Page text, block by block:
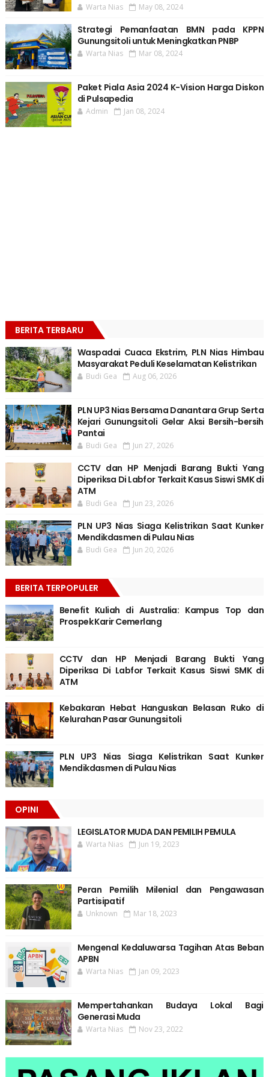
Warta Nias May 08, 2024
Strategi Pemanfaatan BMN pada KPPN
Gunungsitoli untuk Meningkatkan PNBP
Warta Nias Mar 08, 2024
Paket Piala Asia 2024 K-Vision Harga Diskon
di Pulsapedia
Admin Jan 08, 2024
BERITA TERBARU
Waspadai Cuaca Ekstrim, PLN Nias Himbau
Masyarakat Peduli Keselamatan Kelistrikan
Budi Gea Aug 06, 2026
PLN UP3 Nias Bersama Danantara Grup Serta
Kejari Gunungsitoli Gelar Aksi Bersih-bersih
Pantai
Budi Gea Jun 27, 2026
CCTV dan HP Menjadi Barang Bukti Yang
Diperiksa Di Labfor Terkait Kasus Siswi SMK di
ATM
Budi Gea Jun 23, 2026
PLN UP3 Nias Siaga Kelistrikan Saat Kunker
Mendikdasmen di Pulau Nias
Budi Gea Jun 20, 2026
BERITA TERPOPULER
Benefit Kuliah di Australia: Kampus Top dan
Prospek Karir Cemerlang
CCTV dan HP Menjadi Barang Bukti Yang
Diperiksa Di Labfor Terkait Kasus Siswi SMK di
ATM
Kebakaran Hebat Hanguskan Belasan Ruko di
Kelurahan Pasar Gunungsitoli
PLN UP3 Nias Siaga Kelistrikan Saat Kunker
Mendikdasmen di Pulau Nias
OPINI
LEGISLATOR MUDA DAN PEMILIH PEMULA
Warta Nias Jun 19, 2023
Peran Pemilih Milenial dan Pengawasan
Partisipatif
Unknown Mar 18, 2023
Mengenal Kedaluwarsa Tagihan Atas Beban
APBN
Warta Nias Jan 09, 2023
Mempertahankan Budaya Lokal Bagi
Generasi Muda
Warta Nias Nov 23, 2022